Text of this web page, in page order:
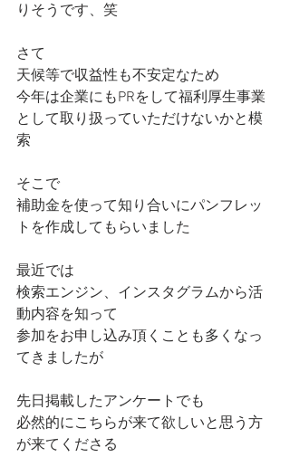
りそうです、笑
さて
天候等で収益性も不安定なため
今年は企業にもPRをして福利厚生事業
として取り扱っていただけないかと模
索
そこで
補助金を使って知り合いにパンフレッ
トを作成してもらいました
最近では
検索エンジン、インスタグラムから活
動内容を知って
参加をお申し込み頂くことも多くなっ
てきましたが
先日掲載したアンケートでも
必然的にこちらが来て欲しいと思う方
が来てくださる